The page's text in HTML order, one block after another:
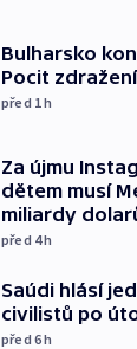
Bulharsko
Pocit
před 1h
Za újmu
dětem musí
miliardy
před 4h
Saúdi hlásí
civilistů po
před 6h